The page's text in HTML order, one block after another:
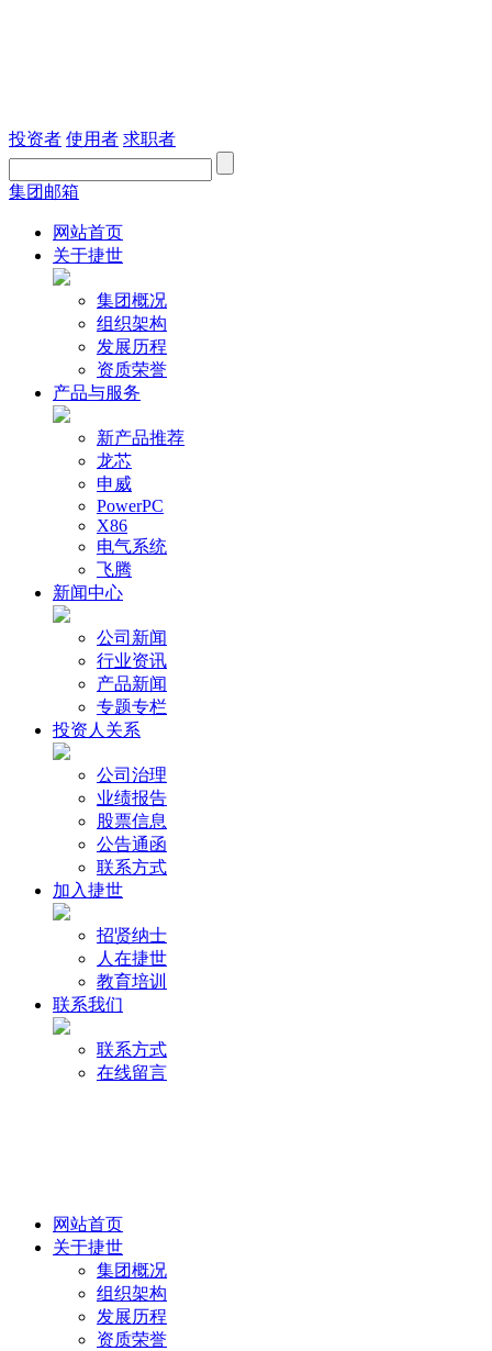
投资者 使用者 求职者
集团邮箱
网站首页
关于捷世
集团概况
组织架构
发展历程
资质荣誉
产品与服务
新产品推荐
龙芯
申威
PowerPC
X86
电气系统
飞腾
新闻中心
公司新闻
行业资讯
产品新闻
专题专栏
投资人关系
公司治理
业绩报告
股票信息
公告通函
联系方式
加入捷世
招贤纳士
人在捷世
教育培训
联系我们
联系方式
在线留言
网站首页
关于捷世
集团概况
组织架构
发展历程
资质荣誉